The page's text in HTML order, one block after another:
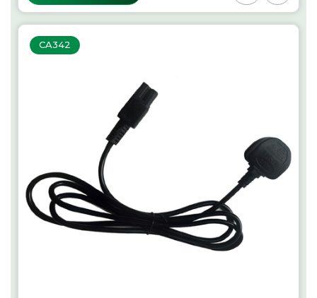
CA342